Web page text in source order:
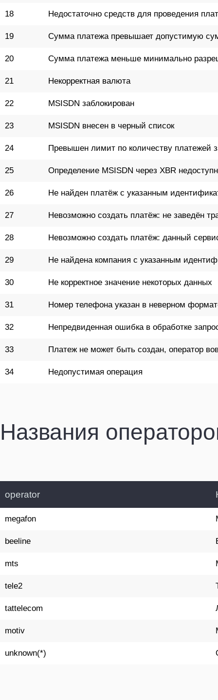
18 Недостаточно средств для проведения
19 Сумма платежа превышает допустимую
20 Сумма платежа меньше минимально
21 Некорректная валюта
22 MSISDN заблокирован
23 MSISDN внесен в черный список
24 Превышен лимит по количеству платежей
25 Определение MSISDN через XBR
26 Не найден платёж с указанным
27 Невозможно создать платёж: не заведён
28 Невозможно создать платёж: данный
29 Не найдена компания с указанным
30 Не корректное значение некоторых данных
31 Номер телефона указан в неверном
32 Непредвиденная ошибка в обработке
33 Платеж не может быть создан, оператор
34 Недопустимая операция
Названия
operator
megafon
beeline
mts
tele2
tattelecom
motiv
unknown(*)